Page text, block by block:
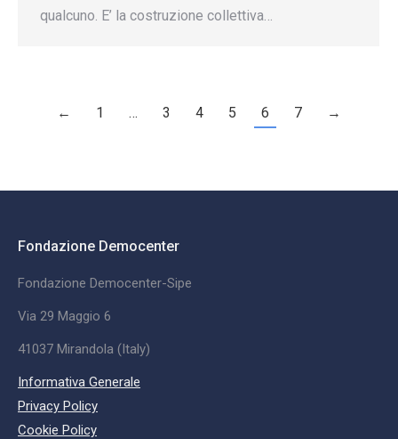
qualcuno. E’ la costruzione collettiva…
← 1 … 3 4 5 6 7 →
Fondazione Democenter
Fondazione Democenter-Sipe
Via 29 Maggio 6
41037 Mirandola (Italy)
Informativa Generale
Privacy Policy
Cookie Policy